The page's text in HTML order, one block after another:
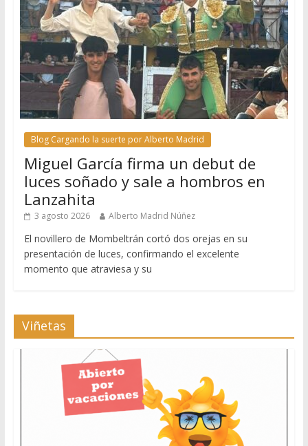
Blog Cargando la suerte por Alberto Madrid
Miguel García firma un debut de
luces soñado y sale a hombros en
Lanzahita
3 agosto 2026 Alberto Madrid Núñez
El novillero de Mombeltrán cortó dos orejas en su
presentación de luces, confirmando el excelente
momento que atraviesa y su
Viñetas